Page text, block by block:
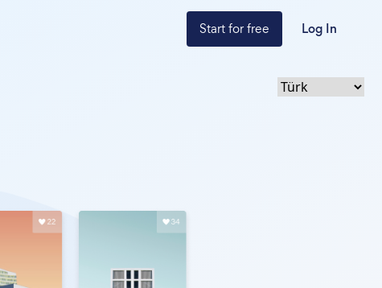
Start for free Log In